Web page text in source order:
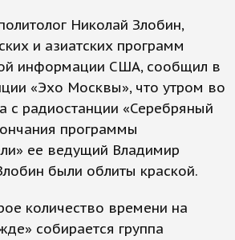
Николай Злобин,
и азиатских программ
информации США, сообщил в
«Эхо Москвы», что утром во
с радиостанции «Серебряный
программы
ее ведущий Владимир
были облиты краской.
количество времени на
собирается группа